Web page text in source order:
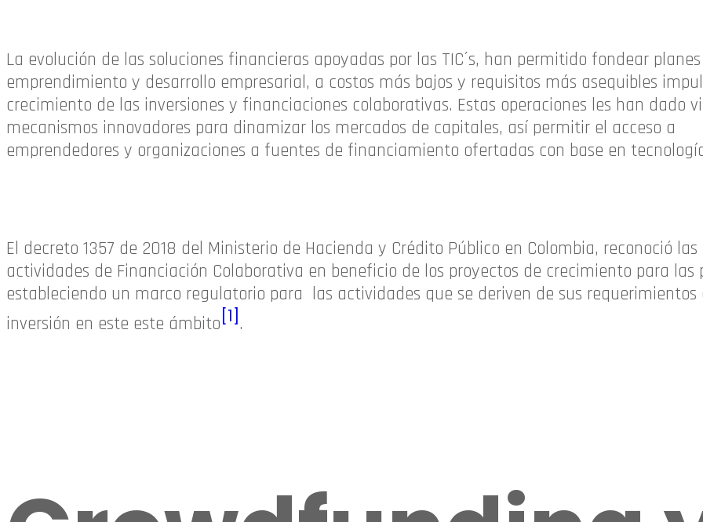
La evolución de las soluciones financieras apoyadas por las TIC´s, han permitido fondear
emprendimiento y desarrollo empresarial, a costos más bajos y requisitos más asequibles
crecimiento de las inversiones y financiaciones colaborativas. Estas operaciones les han dado
mecanismos innovadores para dinamizar los mercados de capitales, así permitir el acceso a
emprendedores y organizaciones a fuentes de financiamiento ofertadas con base en
El decreto 1357 de 2018 del Ministerio de Hacienda y Crédito Público en Colombia, reconoció las
actividades de Financiación Colaborativa en beneficio de los proyectos de crecimiento para las
estableciendo un marco regulatorio para las actividades que se deriven de sus requerimientos
inversión en este este ámbito [1] .